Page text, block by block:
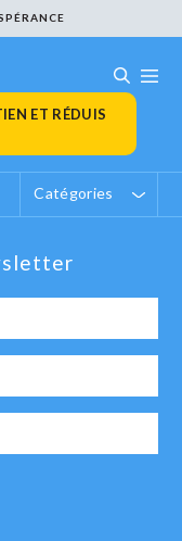
ET RÉDUIS
Catégories